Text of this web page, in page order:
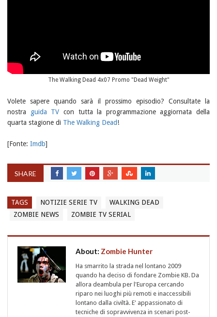
The Walking Dead 4x07 Promo "Dead Weight"
Volete sapere quando sarà il prossimo episodio? Consultate la
nostra guida TV con tutta la programmazione aggiornata della
quarta stagione di The Walking Dead!
[Fonte: Imdb]
SHARE
TAGS NOTIZIE SERIE TV
WALKING DEAD
ZOMBIE NEWS
ZOMBIE TV SERIAL
About: Zombie Hunter
Ha smarrito la strada nel lontano 2009
quando ha deciso di fondare Zombie KB. Da
allora deambula per l'Europa cercando
riparo nei luoghi più remoti e inaccessibili
lontano dalla civiltà. E' appassionato di
tecniche di sopravvivenza in scenari post-